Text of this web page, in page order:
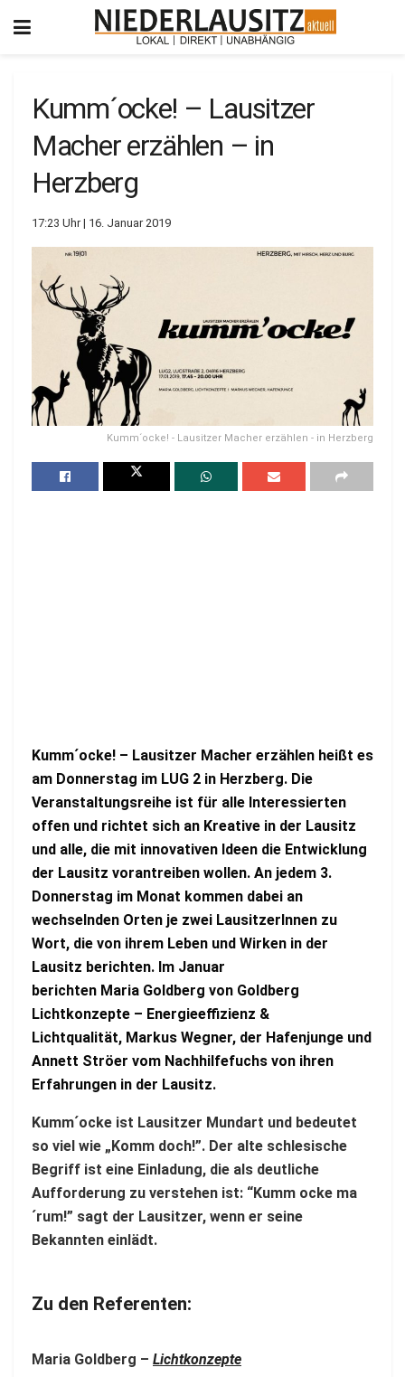
Kumm´ocke! – Lausitzer
Macher erzählen – in
Herzberg
17:23 Uhr | 16. Januar 2019
Kumm´ocke! - Lausitzer Macher erzählen - in Herzberg
Kumm´ocke! – Lausitzer Macher erzählen heißt es
am Donnerstag im LUG 2 in Herzberg. Die
Veranstaltungsreihe ist für alle Interessierten
offen und richtet sich an Kreative in der Lausitz
und alle, die mit innovativen Ideen die Entwicklung
der Lausitz vorantreiben wollen. An jedem 3.
Donnerstag im Monat kommen dabei an
wechselnden Orten je zwei LausitzerInnen zu
Wort, die von ihrem Leben und Wirken in der
Lausitz berichten. Im Januar
berichten Maria Goldberg von Goldberg
Lichtkonzepte – Energieeffizienz &
Lichtqualität, Markus Wegner, der Hafenjunge und
Annett Ströer vom Nachhilfefuchs von ihren
Erfahrungen in der Lausitz.
Kumm´ocke ist Lausitzer Mundart und bedeutet
so viel wie „Komm doch!”. Der alte schlesische
Begriff ist eine Einladung, die als deutliche
Aufforderung zu verstehen ist: “Kumm ocke ma
´rum!” sagt der Lausitzer, wenn er seine
Bekannten einlädt.
Zu den Referenten:
Maria Goldberg – Lichtkonzepte
a
r
i
a
G
o
l
d
b
e
r
g
–
L
c
h
t
k
o
n
e
e